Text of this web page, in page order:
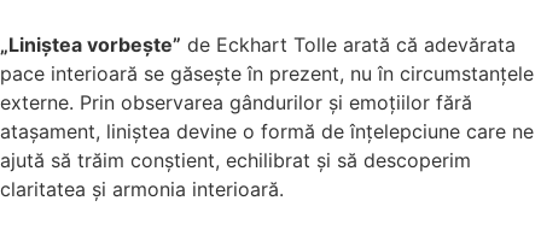
„Liniștea vorbește” de Eckhart Tolle arată că adevărata
pace interioară se găsește în prezent, nu în circumstanțele
externe. Prin observarea gândurilor și emoțiilor fără
atașament, liniștea devine o formă de înțelepciune care ne
ajută să trăim conștient, echilibrat și să descoperim
claritatea și armonia interioară.